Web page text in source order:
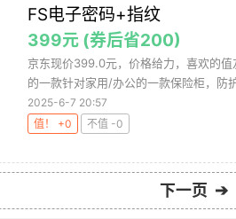
FS电子密码+指纹
399元 (券后省200)
京东现价399.0元，价格给力，喜欢的
的一款针对家用/办公的一款保险柜，防
2025-6-7 20:57
值！ +0
不值 -0
下一页 ➔